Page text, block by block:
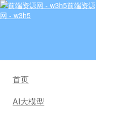
前端资源
网 - w3h5
首页
AI大模型